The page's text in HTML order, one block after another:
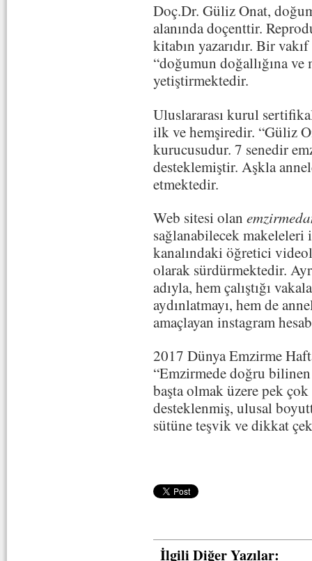
Doç.Dr. Güliz Onat,
alanında doçenttir.
kitabın yazarıdır. Bir
“doğumun doğallığına ve
yetiştirmektedir.
Uluslararası kurul
ilk ve hemşiredir. “Güliz
kurucusudur. 7 senedir
desteklemiştir. Aşkla
etmektedir.
Web sitesi olan
sağlanabilecek
kanalındaki öğretici
olarak sürdürmektedir.
adıyla, hem çalıştığı
aydınlatmayı, hem de
amaçlayan instagram
2017 Dünya Emzirme
“Emzirmede doğru bilinen
başta olmak üzere pek
desteklenmiş, ulusal
sütüne teşvik ve dikkat
İlgili Diğer Yazılar: